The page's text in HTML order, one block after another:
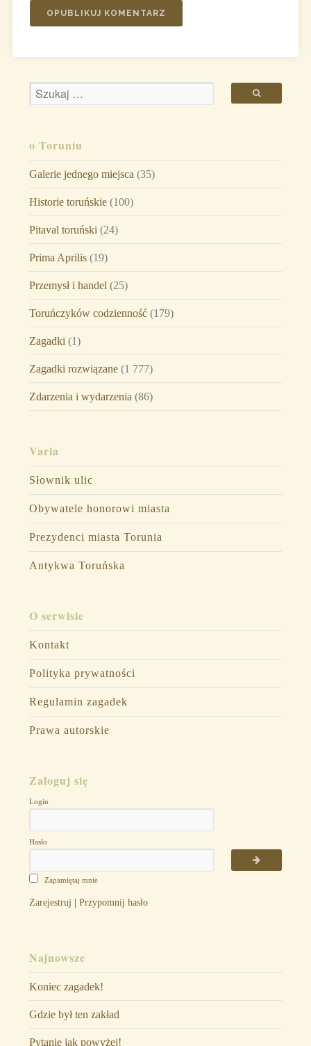
o Toruniu
Galerie jednego miejsca (35)
Historie toruńskie(100)
Pitaval toruński (24)
Prima Aprilis(19)
Przemysł i handel (25)
Toruńczyków codzienność(179)
Zagadki (1)
Zagadki rozwiązane(1 777)
Zdarzenia i wydarzenia (86)
Varia
Słownik ulic
Obywatele honorowi miasta
Prezydenci miasta Torunia
Antykwa Toruńska
O serwisie
Kontakt
Polityka prywatności
Regulamin zagadek
Prawa autorskie
Zaloguj się
Login
Hasło
Zapamiętaj mnie
Zarejestruj | Przypomnij hasło
Najnowsze
Koniec zagadek!
Gdzie był ten zakład
Pytanie jak powyżej!